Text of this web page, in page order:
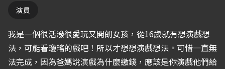
演員
我是一個很活潑很愛玩又開朗女孩，從16歲就有想演戲想
法，可能看瓊瑤的戲吧！所以才想想演戲想法。可惜一直無
法完成，因為爸媽說演戲為什麼繳錢，應該是你演戲他們給